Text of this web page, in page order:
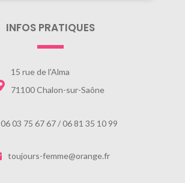
INFOS PRATIQUES
15 rue de l'Alma
71100 Chalon-sur-Saône
06 03 75 67 67 / 06 81 35 10 99
toujours-femme@orange.fr